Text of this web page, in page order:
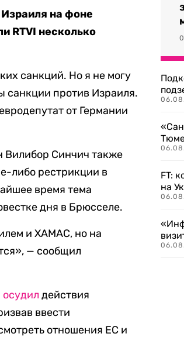
на фоне
RTVI несколько
санкций. Но я не могу
санкции против Израиля.
от Германии
Вилибор Синчич также
либо рестрикции в
время тема
дня в Брюсселе.
и ХАМАС, но на
— сообщил
осудил действия
ввести
отношения ЕС и
FT:
на